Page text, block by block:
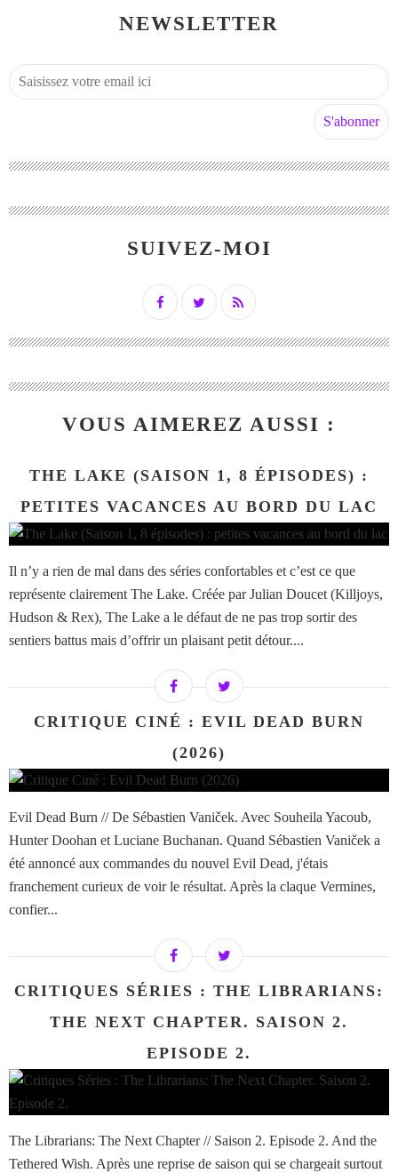
NEWSLETTER
SUIVEZ-MOI
VOUS AIMEREZ AUSSI :
THE LAKE (SAISON 1, 8 ÉPISODES) :
PETITES VACANCES AU BORD DU LAC
Il n’y a rien de mal dans des séries confortables et c’est ce que
représente clairement The Lake. Créée par Julian Doucet (Killjoys,
Hudson & Rex), The Lake a le défaut de ne pas trop sortir des
sentiers battus mais d’offrir un plaisant petit détour....
CRITIQUE CINÉ : EVIL DEAD BURN
(2026)
Evil Dead Burn // De Sébastien Vaniček. Avec Souheila Yacoub,
Hunter Doohan et Luciane Buchanan. Quand Sébastien Vaniček a
été annoncé aux commandes du nouvel Evil Dead, j'étais
franchement curieux de voir le résultat. Après la claque Vermines,
confier...
CRITIQUES SÉRIES : THE LIBRARIANS:
THE NEXT CHAPTER. SAISON 2.
EPISODE 2.
The Librarians: The Next Chapter // Saison 2. Episode 2. And the
Tethered Wish. Après une reprise de saison qui se chargeait surtout